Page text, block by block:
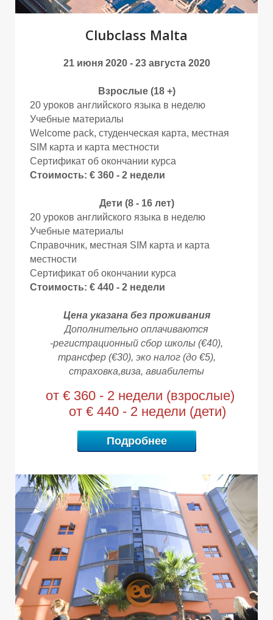
А
М
Clubсlass Malta
21 июня 2020 - 23 августа 2020
Взрослые (18 +)
20 уроков английского языка в неделю
Учебные материалы
Welcome pack, студенческая карта, местная
SIM карта и карта местности
Сертификат об окончании курса
Стоимость: € 360 - 2 недели
Дети (8 - 16 лет)
20 уроков английского языка в неделю
Учебные материалы
Справочник, местная SIM карта и карта
местности
Сертификат об окончании курса
Стоимость: € 440 - 2 недели
Цена указана без проживания
Дополнительно оплачиваются
-регистрационный сбор школы (€40),
трансфер (€30), эко налог (до €5),
страховка,виза, авиабилеты
от € 360 - 2 недели (взрослые)
от € 440 - 2 недели (дети)
Подробнее
А
М